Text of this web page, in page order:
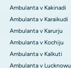
Ambulanta v Kakinadi
Ambulanta v Karaikudi
Ambulanta v Karurju
Ambulanta v Kochiju
Ambulanta v Kalkuti
Ambulanta v Lucknowu